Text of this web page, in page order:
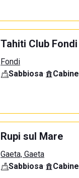
Tahiti Club Fondi
Fondi
Sabbiosa· Cabine
Rupi sul Mare
Gaeta, Gaeta
Sabbiosa· Cabine